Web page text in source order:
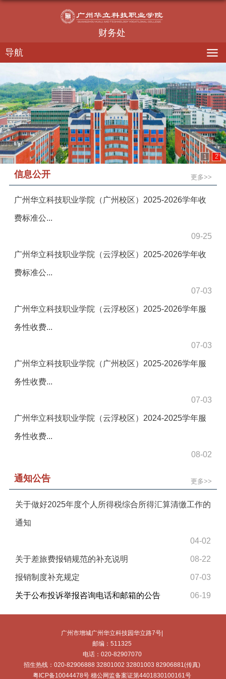
财务处
导航
1 2
信息公开 更多>>
广州华立科技职业学院（广州校区）2025-2026学年收
费标准公...
09-25
广州华立科技职业学院（云浮校区）2025-2026学年收
费标准公...
07-03
广州华立科技职业学院（云浮校区）2025-2026学年服
务性收费...
07-03
广州华立科技职业学院（广州校区）2025-2026学年服
务性收费...
07-03
广州华立科技职业学院（云浮校区）2024-2025学年服
务性收费...
08-02
通知公告 更多>>
关于做好2025年度个人所得税综合所得汇算清缴工作的
通知
04-02
关于差旅费报销规范的补充说明 08-22
报销制度补充规定 07-03
关于公布投诉举报咨询电话和邮箱的公告 06-19
广州市增城广州华立科技园华立路7号|
邮编：511325
电话：020-82907070
招生热线：020-82906888 32801002 32801003 82906881(传真)
粤ICP备10044478号 穗公网监备案证第4401830100161号